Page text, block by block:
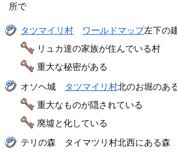
所で
タツマイリ村 ワールドマップ左下の
リュカ達の家族が住んでいる村
重大な秘密がある
オソヘ城
タツマイリ村北のお堀のあ
重大なものが隠されている
廃墟と化している
テリの森 タイマツリ村北西にある森